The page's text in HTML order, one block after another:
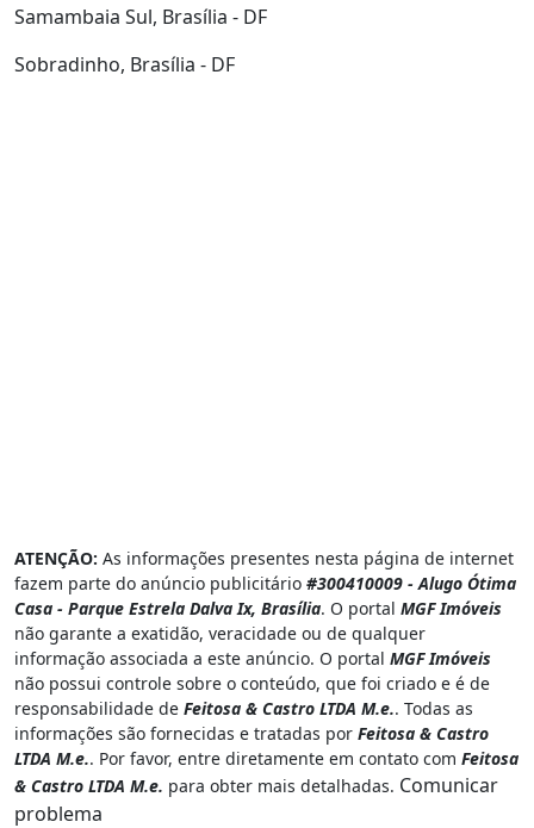
Samambaia Sul, Brasília - DF
Sobradinho, Brasília - DF
ATENÇÃO: As informações presentes nesta página de internet
fazem parte do anúncio publicitário #300410009 - Alugo Ótima
Casa - Parque Estrela Dalva Ix, Brasília. O portal MGF Imóveis
não garante a exatidão, veracidade ou de qualquer
informação associada a este anúncio. O portal MGF Imóveis
não possui controle sobre o conteúdo, que foi criado e é de
responsabilidade de Feitosa & Castro LTDA M.e.. Todas as
informações são fornecidas e tratadas por Feitosa & Castro
LTDA M.e.. Por favor, entre diretamente em contato com Feitosa
& Castro LTDA M.e. para obter mais detalhadas. Comunicar
problema